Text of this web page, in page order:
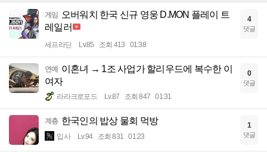
게임
오버워치 한국 신규 영웅 D.MON 플레이 트
레일러
세프라딘 Lv.85 조회 413 01:38
4
댓글
연예
이혼녀 → 1조 사업가 할리우드에 복수한 이
여자
라라크로포드 Lv.87 조회 847 01:31
0
댓글
계층 한국인의 밥상 물회 먹방
입사 Lv.94 조회 831 01:23
1
댓글